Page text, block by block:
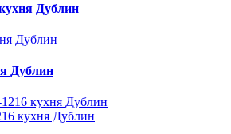
Дублин
Дублин
кухня Дублин